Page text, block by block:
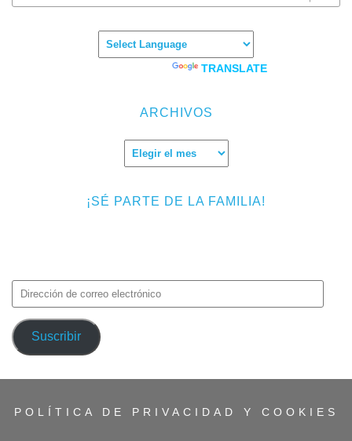
TRANSLATE
ARCHIVOS
Archivos
¡SÉ PARTE DE LA FAMILIA!
Dirección
de
correo
electrónico
Suscribir
POLÍTICA DE PRIVACIDAD Y COOKIES